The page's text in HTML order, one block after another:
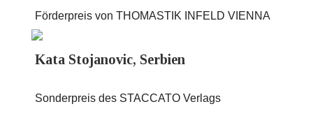
Förderpreis von THOMASTIK INFELD VIENNA
Kata Stojanovic, Serbien
Sonderpreis des STACCATO Verlags